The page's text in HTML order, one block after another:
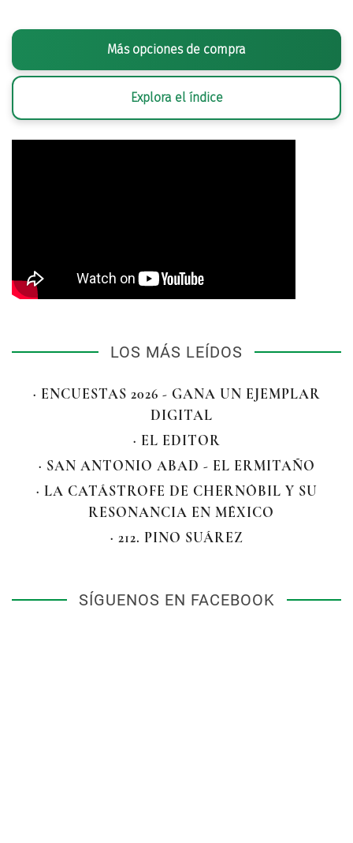
Más opciones de compra
Explora el índice
LOS MÁS LEÍDOS
· ENCUESTAS 2026 - GANA UN EJEMPLAR
DIGITAL
· EL EDITOR
· SAN ANTONIO ABAD - EL ERMITAÑO
· LA CATÁSTROFE DE CHERNÓBIL Y SU
RESONANCIA EN MÉXICO
· 212. PINO SUÁREZ
SÍGUENOS EN FACEBOOK